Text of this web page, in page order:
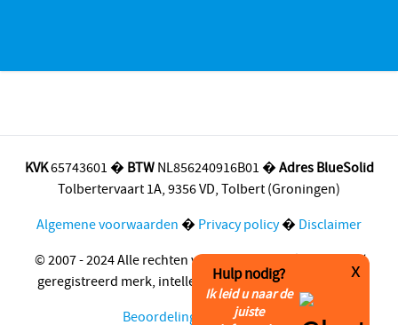
KVK65743601 � BTWNL856240916B01 � Adres BlueSolid
Tolbertervaart 1A, 9356 VD, Tolbert (Groningen)
Algemene voorwaarden � Privacy policy� Disclaimer
© 2007 - 2024 Alle rechten voorbehouden | �
BlueSolid
geregistreerd merk, intellectueel eigendom vastgelegd
Beoordeling door klanten
x
Hulp nodig?
Ik leid u naar de
juiste